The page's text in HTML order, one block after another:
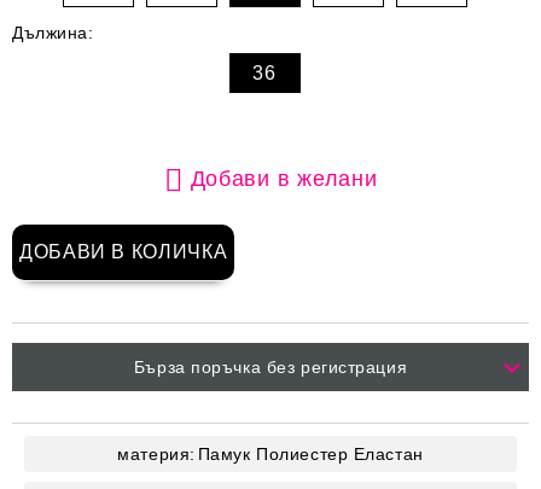
Дължина:
36
Добави в желани
Бърза поръчка без регистрация
материя: Памук Полиестер Еластан